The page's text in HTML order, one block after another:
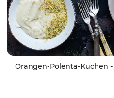
Orangen-Polenta-Kuchen